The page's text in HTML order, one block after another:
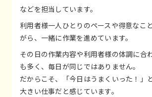
などを担当しています。
利用者様一人ひとりのペースや得意なこ
がら、一緒に作業を進めています。
その日の作業内容や利用者様の体調に合
も多く、毎日が同じではありません。
だからこそ、「今日はうまくいった！」
大きい仕事だと感じています。